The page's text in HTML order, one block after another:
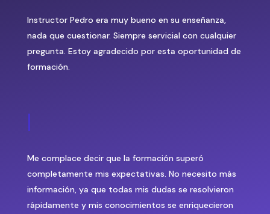
Instructor Pedro era muy bueno en su enseñanza,
nada que cuestionar. Siempre servicial con cualquier
pregunta. Estoy agradecido por esta oportunidad de
formación.
|
Me complace decir que la formación superó
completamente mis expectativas. No necesito más
información, ya que todas mis dudas se resolvieron
rápidamente y mis conocimientos se enriquecieron